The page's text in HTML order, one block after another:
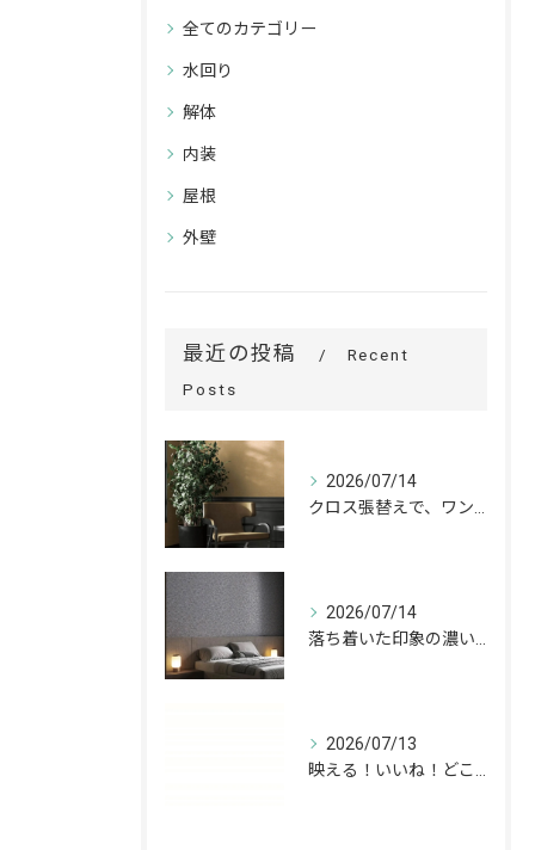
全てのカテゴリー
水回り
解体
内装
屋根
外壁
最近の投稿
Recent
Posts
2026/07/14
2026/07/14
2026/07/13